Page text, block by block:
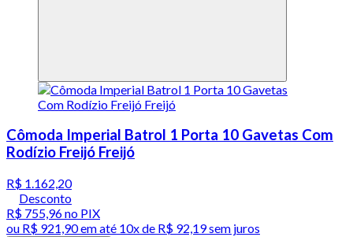
Cômoda Imperial Batrol 1 Porta 10 Gavetas Com
Rodízio Freijó Freijó
R$ 1.162,20
Desconto
R$ 755,96no PIX
ou R$ 921,90em até 10x de R$ 92,19 sem juros